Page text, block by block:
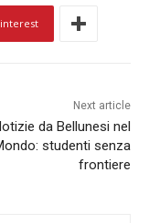
Next article
da Bellunesi nel
studenti senza
frontiere